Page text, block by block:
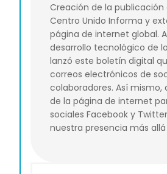
Creación de la
Centro Unido Informa y
página de internet global.
desarrollo tecnológico de
lanzó este boletín digital
correos electrónicos de
colaboradores. Así mismo,
de la página de internet
sociales Facebook y
nuestra presencia más